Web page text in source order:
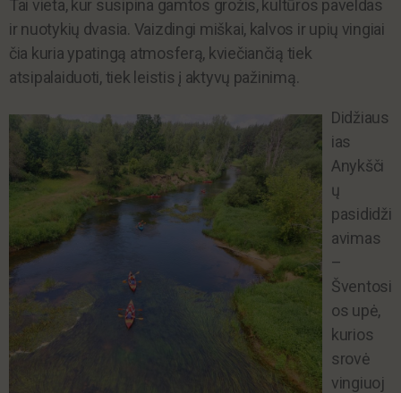
Tai vieta, kur susipina gamtos grožis, kultūros paveldas
ir nuotykių dvasia. Vaizdingi miškai, kalvos ir upių vingiai
čia kuria ypatingą atmosferą, kviečiančią tiek
atsipalaiduoti, tiek leistis į aktyvų pažinimą.
Didžiaus
ias
Anykšči
ų
pasididži
avimas
–
Šventosi
os upė,
kurios
srovė
vingiuoj